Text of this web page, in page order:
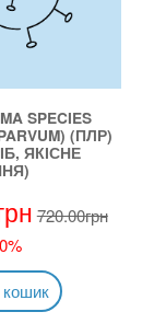
SPECIES
(ПЛР)
ЯКІСНЕ
720.00грн